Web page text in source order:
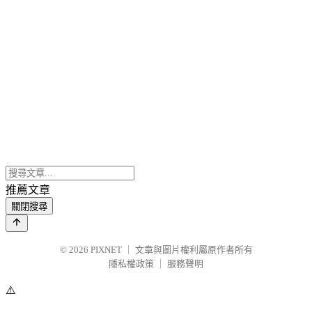
推薦文章
關閉搜尋
© 2026 PIXNET
文章與圖片權利屬原作者所有
隱私權政策
服務聲明
⚠️